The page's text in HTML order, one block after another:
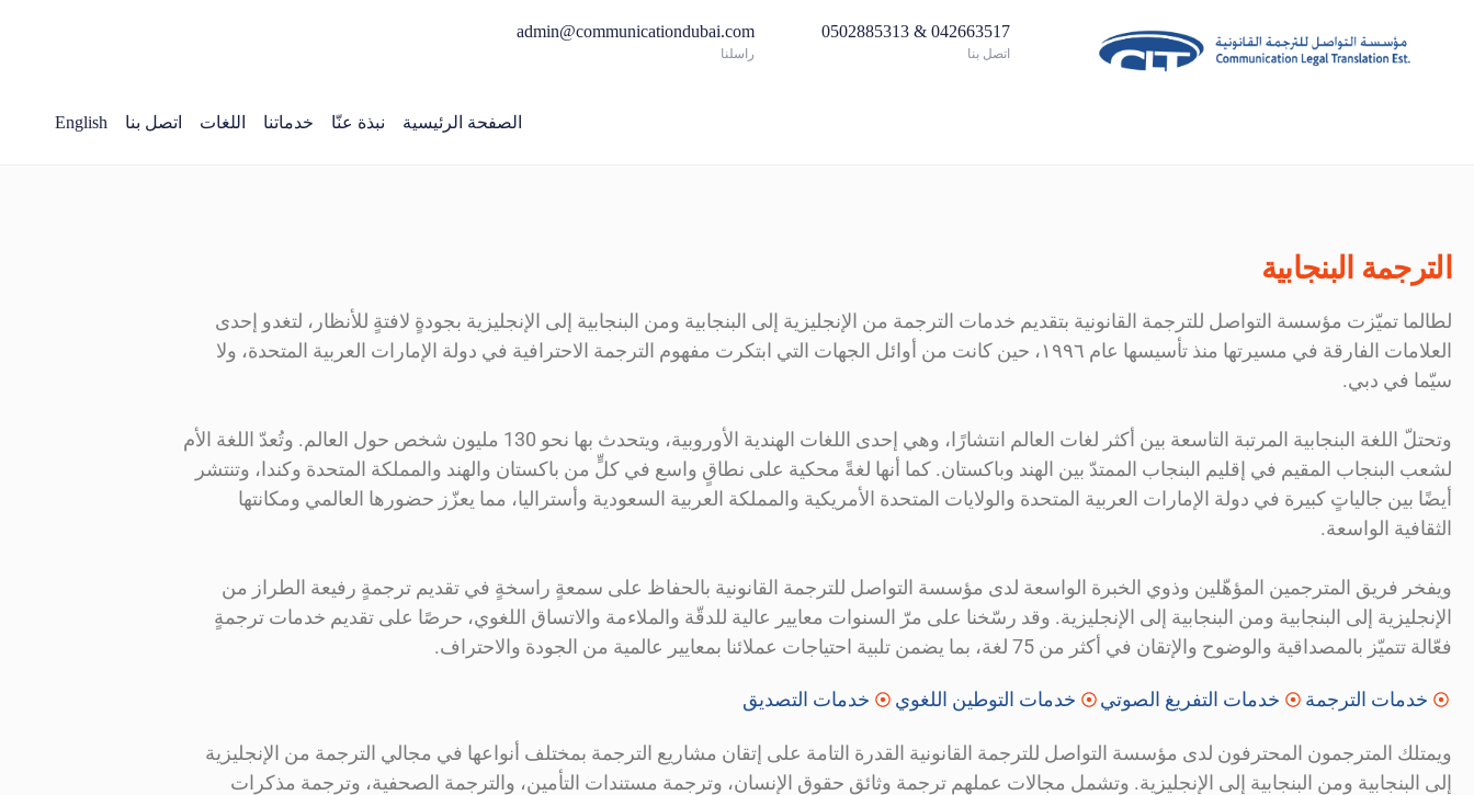
042663517 & 0502885313
اتصل بنا
admin@communicationdubai.com
راسلنا
الصفحة الرئيسية نبذة عنّا خدماتنا اللغات اتصل بنا English
الترجمة البنجابية
لطالما تميّزت مؤسسة التواصل للترجمة القانونية بتقديم خدمات الترجمة من الإنجليزية إلى البنجابية ومن البنجابية إلى الإنجليزية بجودةٍ لافتةٍ للأنظار، لتغدو إحدى
العلامات الفارقة في مسيرتها منذ تأسيسها عام ١٩٩٦، حين كانت من أوائل الجهات التي ابتكرت مفهوم الترجمة الاحترافية في دولة الإمارات العربية المتحدة، ولا
سيّما في دبي.
وتحتلّ اللغة البنجابية المرتبة التاسعة بين أكثر لغات العالم انتشارًا، وهي إحدى اللغات الهندية الأوروبية، ويتحدث بها نحو 130 مليون شخص حول العالم. وتُعدّ اللغة الأم
لشعب البنجاب المقيم في إقليم البنجاب الممتدّ بين الهند وباكستان. كما أنها لغةً محكية على نطاقٍ واسع في كلٍّ من باكستان والهند والمملكة المتحدة وكندا، وتنتشر
أيضًا بين جالياتٍ كبيرة في دولة الإمارات العربية المتحدة والولايات المتحدة الأمريكية والمملكة العربية السعودية وأستراليا، مما يعزّز حضورها العالمي ومكانتها
الثقافية الواسعة.
ويفخر فريق المترجمين المؤهّلين وذوي الخبرة الواسعة لدى مؤسسة التواصل للترجمة القانونية بالحفاظ على سمعةٍ راسخةٍ في تقديم ترجمةٍ رفيعة الطراز من
الإنجليزية إلى البنجابية ومن البنجابية إلى الإنجليزية. وقد رسّخنا على مرّ السنوات معايير عالية للدقّة والملاءمة والاتساق اللغوي، حرصًا على تقديم خدمات ترجمةٍ
فعّالة تتميّز بالمصداقية والوضوح والإتقان في أكثر من 75 لغة، بما يضمن تلبية احتياجات عملائنا بمعايير عالمية من الجودة والاحتراف.
خدمات الترجمة خدمات التفريغ الصوتي خدمات التوطين اللغوي خدمات التصديق
ويمتلك المترجمون المحترفون لدى مؤسسة التواصل للترجمة القانونية القدرة التامة على إتقان مشاريع الترجمة بمختلف أنواعها في مجالي الترجمة من الإنجليزية
إلى البنجابية ومن البنجابية إلى الإنجليزية. وتشمل مجالات عملهم ترجمة وثائق حقوق الإنسان، وترجمة مستندات التأمين، والترجمة الصحفية، وترجمة مذكرات